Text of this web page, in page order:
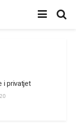
i privatjet